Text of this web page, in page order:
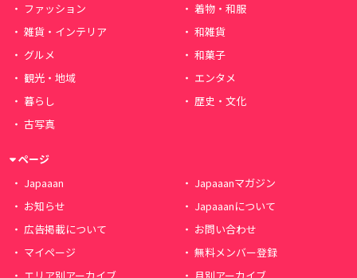
ファッション
着物・和服
雑貨・インテリア
和雑貨
グルメ
和菓子
観光・地域
エンタメ
暮らし
歴史・文化
古写真
ページ
Japaaan
Japaaanマガジン
お知らせ
Japaaanについて
広告掲載について
お問い合わせ
マイページ
無料メンバー登録